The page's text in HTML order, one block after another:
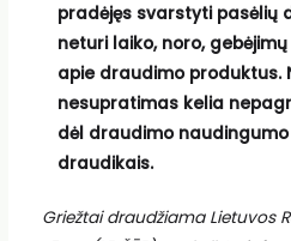
pradėjęs svarstyti pasėlių
neturi laiko, noro,
apie draudimo produktus.
nesupratimas kelia
dėl draudimo
draudikais.
Griežtai draudžiama Lietuvos